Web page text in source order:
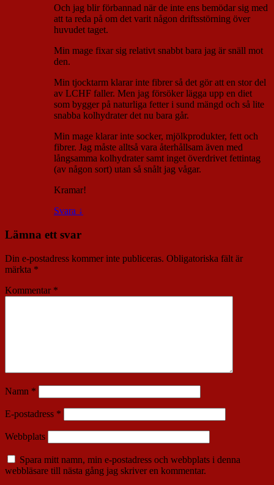
Och jag blir förbannad när de inte ens bemödar sig med
att ta reda på om det varit någon driftsstörning över
huvudet taget.
Min mage fixar sig relativt snabbt bara jag är snäll mot
den.
Min tjocktarm klarar inte fibrer så det gör att en stor del
av LCHF faller. Men jag försöker lägga upp en diet
som bygger på naturliga fetter i sund mängd och så lite
snabba kolhydrater det nu bara går.
Min mage klarar inte socker, mjölkprodukter, fett och
fibrer. Jag måste alltså vara återhållsam även med
långsamma kolhydrater samt inget överdrivet fettintag
(av någon sort) utan så snålt jag vågar.
Kramar!
Svara ↓
Lämna ett svar
Din e-postadress kommer inte publiceras. Obligatoriska fält är
märkta *
Kommentar *
Namn *
E-postadress *
Webbplats
Spara mitt namn, min e-postadress och webbplats i denna
webbläsare till nästa gång jag skriver en kommentar.